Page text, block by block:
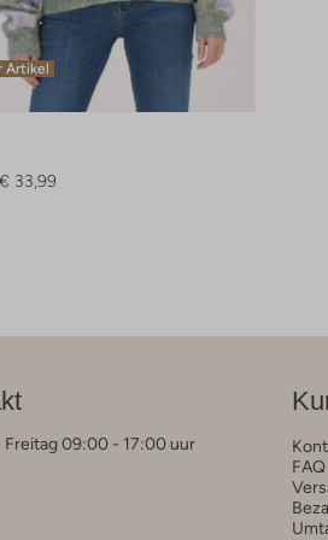
Artikel
€ 33,99
Freitag 09:00 - 17:00 uur
FAQ